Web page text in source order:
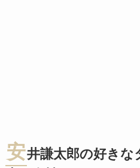
安井謙太郎の好きな